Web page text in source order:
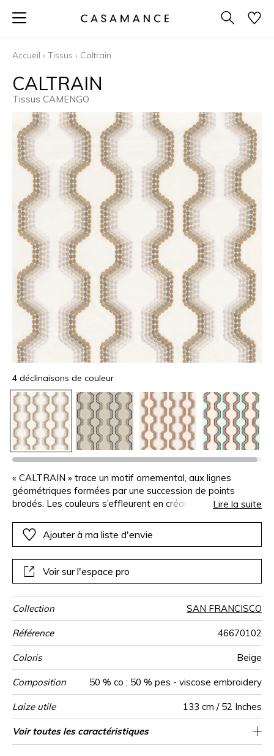
Accueil › Tissus › Caltrain
CALTRAIN
Tissus CAMENGO
4 déclinaisons de couleur
« CALTRAIN » trace un motif ornemental, aux lignes
géométriques formées par une succession de points
brodés. Les couleurs s’effleurent en créant une large
fascinante vibration au tissu. La construction a un relief
doux et très singulier, très joli sur des rideaux ou des
Lire la suite
Ajouter à ma liste d'envie
Voir sur l'espace pro
Collection SAN FRANCISCO
Référence 46670102
Coloris Beige
Composition 50 % co ; 50 % pes - viscose embroidery
Laize utile 133 cm / 52 Inches
Rétrécissement <3%
Raccord Raccord droit
Sens De large
Poids g/m² 420
Usage
Entretien
Pays d'origine Inde
Rapport
Horizontal
19 cm / 7 Inches
Rapport
Vertical
16 cm / 6 Inches
Voir toutes les caractéristiques